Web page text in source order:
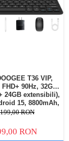
T36 VIP,
90Hz, 32GB
24GB extensibili),
15, 8800mAh,
SIMRON
RON